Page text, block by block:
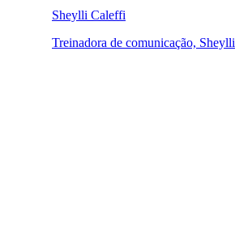
Sheylli Caleffi
Treinadora de comunicação, Sheylli